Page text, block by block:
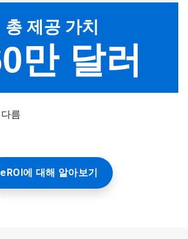
eROI에 대해 알아보기